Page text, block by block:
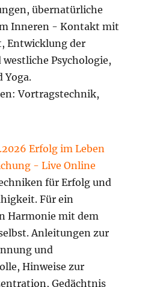
übernatürliche
Inneren - Kontakt mit
Entwicklung der
Psychologie,
Yoga.
Vortragstechnik,
Erfolg im Leben
- Live Online
für Erfolg und
Für ein
Harmonie mit dem
Anleitungen zur
und
Hinweise zur
Gedächtnis